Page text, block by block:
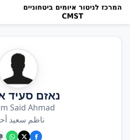
נאזם סעיד
Said Ahmad
ناظم سعيد